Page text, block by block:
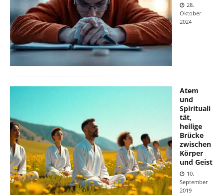
28.
Oktober
2024
Atem
und
Spirituali
tät,
heilige
Brücke
zwischen
Körper
und Geist
10.
September
2019